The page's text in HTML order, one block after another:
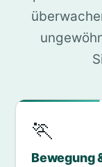
🏃
Bewegung